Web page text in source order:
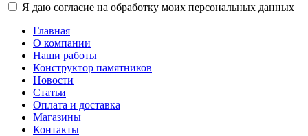
Я даю согласие на обработку моих персональных данных
Главная
О компании
Наши работы
Конструктор памятников
Новости
Статьи
Оплата и доставка
Магазины
Контакты